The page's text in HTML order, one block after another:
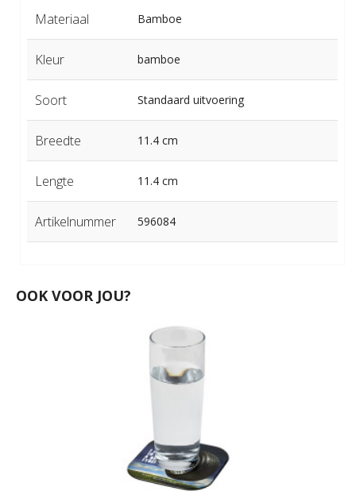
Materiaal Bamboe
Kleur bamboe
Soort Standaard uitvoering
Breedte 11.4 cm
Lengte 11.4 cm
Artikelnummer 596084
OOK VOOR JOU?